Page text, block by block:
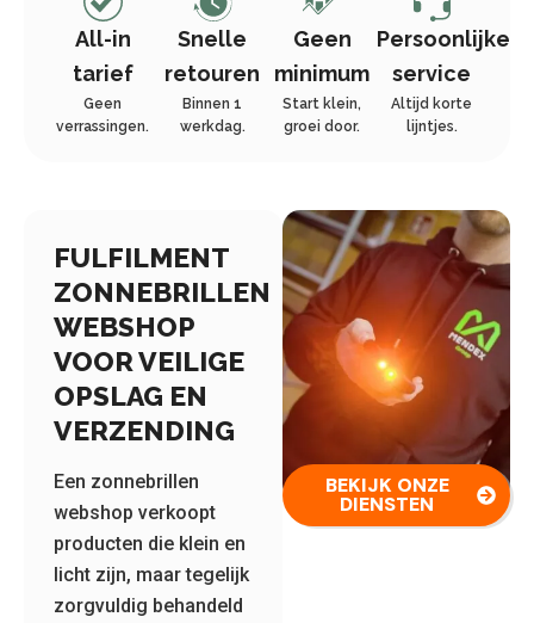
All-in
tarief
Geen
verrassingen.
Snelle
retouren
Binnen 1
werkdag.
Geen
minimum
Start klein,
groei door.
Persoonlijke
service
Altijd korte
lijntjes.
FULFILMENT
ZONNEBRILLEN
WEBSHOP
VOOR VEILIGE
OPSLAG EN
VERZENDING
Een zonnebrillen
webshop verkoopt
producten die klein en
licht zijn, maar tegelijk
zorgvuldig behandeld
BEKIJK ONZE
DIENSTEN